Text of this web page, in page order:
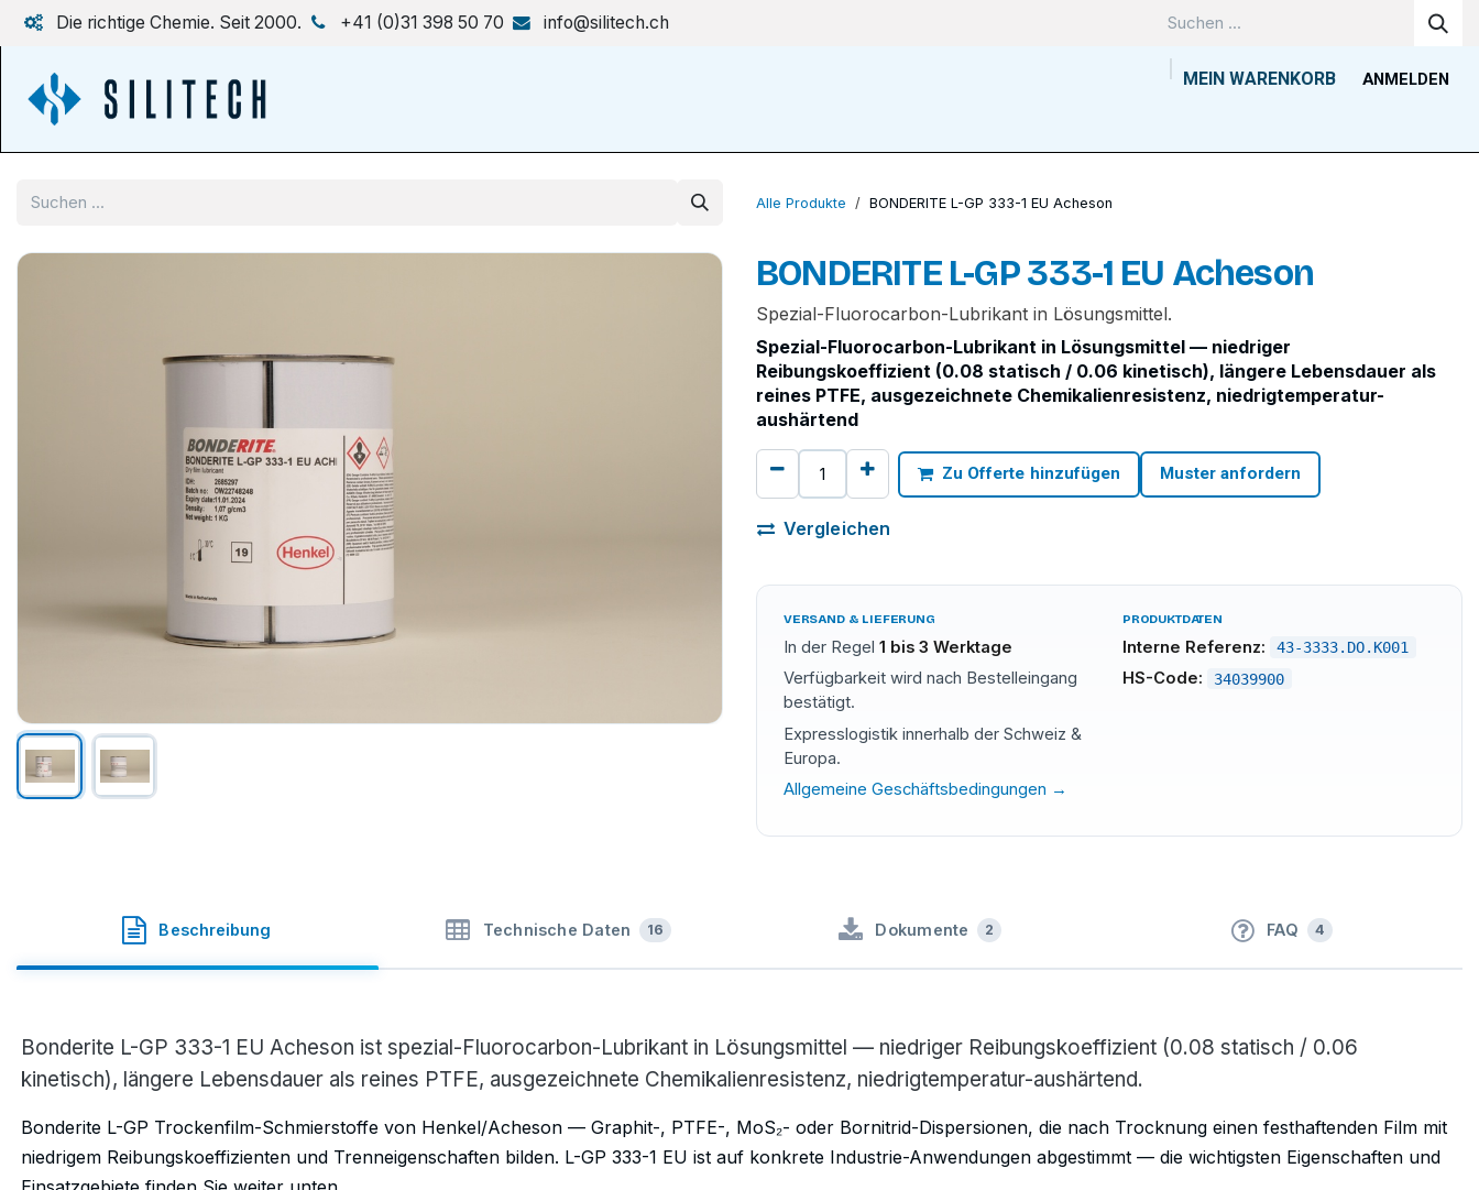
Zum Inhalt springen
Die richtige Chemie. Seit 2000. +41 (0)31 398 50 70 info@silitech.ch
MEIN WARENKORB ANMELDEN
Alle Produkte BONDERITE L-GP 333-1 EU Acheson
BONDERITE L-GP 333-1 EU Acheson
Spezial-Fluorocarbon-Lubrikant in Lösungsmittel.
Spezial-Fluorocarbon-Lubrikant in Lösungsmittel — niedriger
Reibungskoeffizient (0.08 statisch / 0.06 kinetisch), längere Lebensdauer als
reines PTFE, ausgezeichnete Chemikalienresistenz, niedrigtemperatur-
aushärtend
Zu Offerte hinzufügen Muster anfordern
Vergleichen
VERSAND & LIEFERUNG
In der Regel 1 bis 3 Werktage
Verfügbarkeit wird nach Bestelleingang
bestätigt.
Expresslogistik innerhalb der Schweiz &
Europa.
Allgemeine Geschäftsbedingungen →
PRODUKTDATEN
Interne Referenz: 43-3333.DO.K001
HS-Code: 34039900
Beschreibung Technische Daten 16 Dokumente 2 FAQ 4
Bonderite L-GP 333-1 EU Acheson ist spezial-Fluorocarbon-Lubrikant in Lösungsmittel — niedriger Reibungskoeffizient (0.08 statisch / 0.06
kinetisch), längere Lebensdauer als reines PTFE, ausgezeichnete Chemikalienresistenz, niedrigtemperatur-aushärtend.
Bonderite L-GP Trockenfilm-Schmierstoffe von Henkel/Acheson — Graphit-, PTFE-, MoS₂- oder Bornitrid-Dispersionen, die nach Trocknung einen festhaftenden Film mit
niedrigem Reibungskoeffizienten und Trenneigenschaften bilden. L-GP 333-1 EU ist auf konkrete Industrie-Anwendungen abgestimmt — die wichtigsten Eigenschaften und